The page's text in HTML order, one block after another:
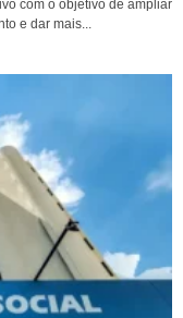
com o objetivo de ampliar
e dar mais...